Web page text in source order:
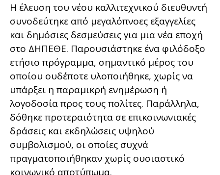
Η έλευση του νέου καλλιτεχνικού διευθυντή
συνοδεύτηκε από μεγαλόπνοες εξαγγελίες
και δημόσιες δεσμεύσεις για μια νέα εποχή
στο ΔΗΠΕΘΕ. Παρουσιάστηκε ένα φιλόδοξο
ετήσιο πρόγραμμα, σημαντικό μέρος του
οποίου ουδέποτε υλοποιήθηκε, χωρίς να
υπάρξει η παραμικρή ενημέρωση ή
λογοδοσία προς τους πολίτες. Παράλληλα,
δόθηκε προτεραιότητα σε επικοινωνιακές
δράσεις και εκδηλώσεις υψηλού
συμβολισμού, οι οποίες συχνά
πραγματοποιήθηκαν χωρίς ουσιαστικό
κοινωνικό αποτύπωμα.